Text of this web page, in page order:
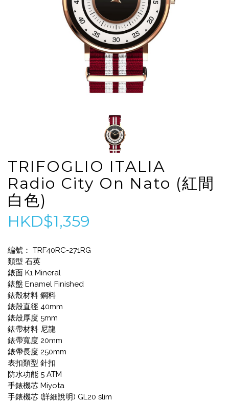
TRIFOGLIO ITALIA
Radio City On Nato (紅間
白色)
HKD$1,359
編號： TRF40RC-271RG
類型 石英
錶面 K1 Mineral
錶盤 Enamel Finished
錶殼材料 鋼料
錶殼直徑 40mm
錶殼厚度 5mm
錶帶材料 尼龍
錶帶寬度 20mm
錶帶長度 250mm
表扣類型 針扣
防水功能 5 ATM
手錶機芯 Miyota
手錶機芯 (詳細說明) GL20 slim